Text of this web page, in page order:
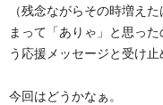
（残念ながらその時増え
まって「ありゃ」と思った
う応援メッセージと受け止
今回はどうかなぁ。